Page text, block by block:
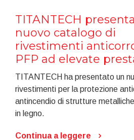
TITANTECH
nuovo catalogo di
rivestimenti
PFP ad elevate
TITANTECH ha presentato un
rivestimenti per la protezione
antincendio di strutture
in legno.
Continua a leggere